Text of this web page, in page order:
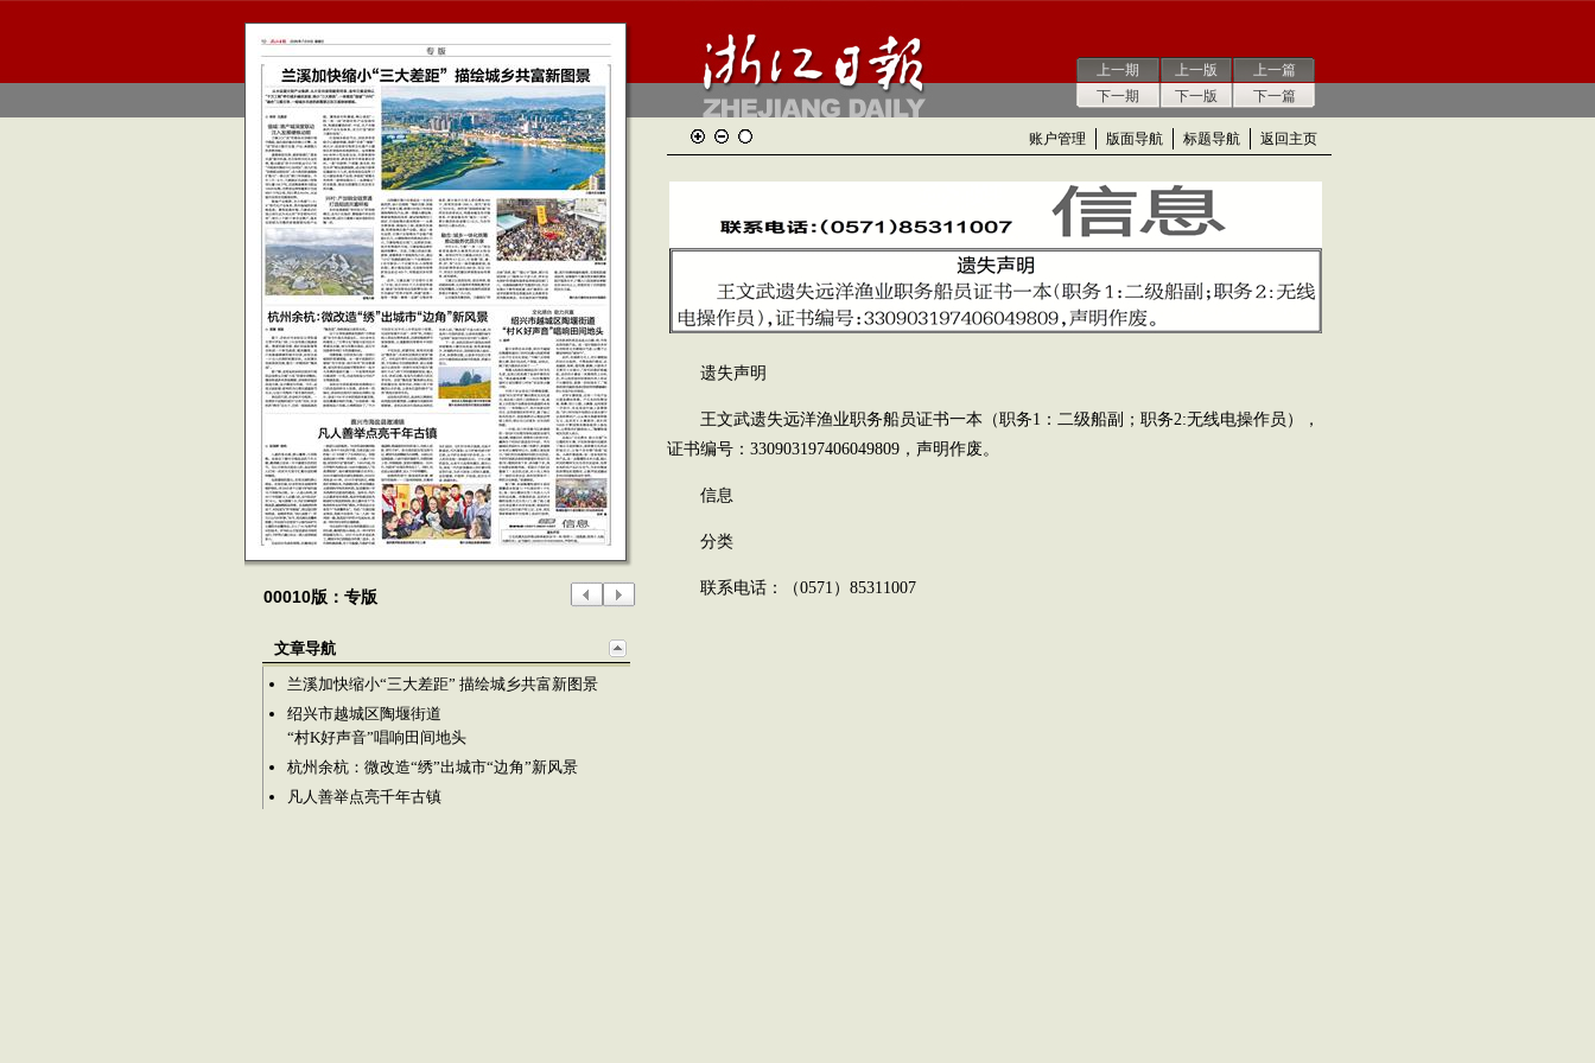
上一期
下一期
上一版
下一版
上一篇
下一篇
00010版：专版
文章导航
兰溪加快缩小“三大差距” 描绘城乡共富新图景
绍兴市越城区陶堰街道
“村K好声音”唱响田间地头
杭州余杭：微改造“绣”出城市“边角”新风景
凡人善举点亮千年古镇
账户管理 版面导航 标题导航 返回主页
遗失声明
王文武遗失远洋渔业职务船员证书一本（职务1：二级船副；职务2:无线电操作员），
证书编号：330903197406049809，声明作废。
信息
分类
联系电话：（0571）85311007